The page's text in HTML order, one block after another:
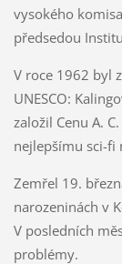
vysokého
předsedou
V roce 1962 byl
UNESCO:
založil Cenu A.
nejlepšímu sci-fi
Zemřel 19.
narozeninách v
V posledních
problémy.